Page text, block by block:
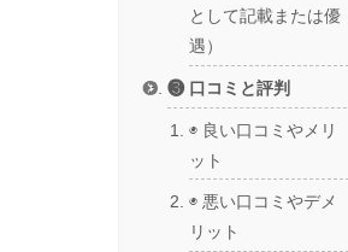
として記載または優
遇）
❸ 口コミと評判
◉ 良い口コミやメリ
ット
◉ 悪い口コミやデメ
リット